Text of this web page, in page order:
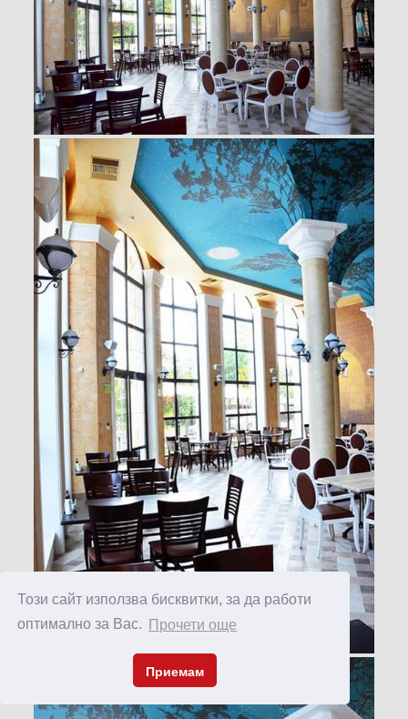
Този сайт използва бисквитки, за да работи
оптимално за Вас.
Прочети още
Приемам